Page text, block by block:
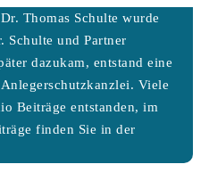
Thomas Schulte wurde
Schulte und Partner
dazukam, entstand eine
Viele
Beiträge entstanden, im
finden Sie in der